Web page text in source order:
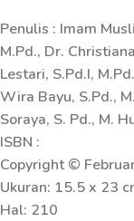
Penulis : Imam
M.Pd., Dr.
Lestari, S.Pd.I,
Wira Bayu, S.Pd.,
Soraya, S. Pd., M.
ISBN :
Copyright ©
Ukuran: 15.5 x 23
Hal: 210